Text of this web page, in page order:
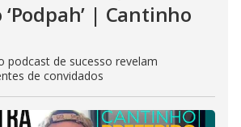
| Cantinho
podcast de sucesso revelam
de convidados